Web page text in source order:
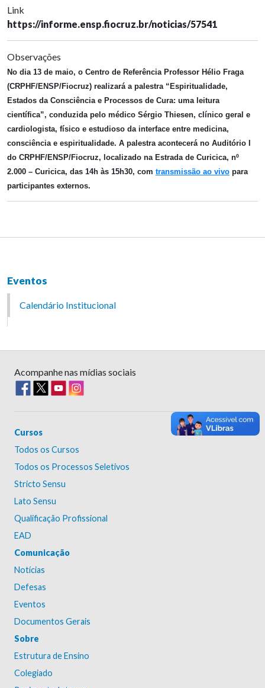
Link
https://informe.ensp.fiocruz.br/noticias/57541
Observações
No dia 13 de maio, o Centro de Referência Professor Hélio Fraga
(CRPHF/ENSP/Fiocruz) realizará a palestra “Espiritualidade,
Estados da Consciência e Processos de Cura: uma leitura
científica”, conduzida pelo médico Sérgio Thiesen, clínico geral e
cardiologista, físico e estudioso da interface entre medicina,
consciência e espiritualidade. A palestra acontecerá no Auditório I
do CRPHF/ENSP/Fiocruz, localizado na Estrada de Curicica, nº
2.000 – Curicica, das 14h às 15h30, com transmissão ao vivo para
participantes externos.
Eventos
Calendário Institucional
Acompanhe nas mídias sociais
Cursos
Todos os Cursos
Todos os Processos Seletivos
Stricto Sensu
Lato Sensu
Qualificação Profissional
EAD
Comunicação
Notícias
Defesas
Eventos
Documentos Gerais
Sobre
Estrutura de Ensino
Colegiado